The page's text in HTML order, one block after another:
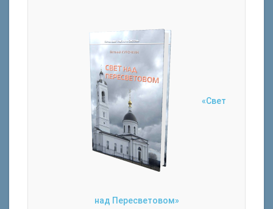
«Свет
над Пересветовом»